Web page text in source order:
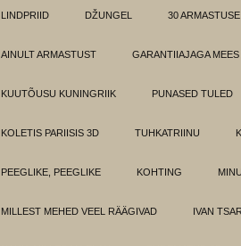
LINDPRIID DŽUNGEL 30
AINULT ARMASTUST GARANTIIAJAGA MEES
KUUTÕUSU KUNINGRIIK PUNASED TULED
KOLETIS PARIISIS 3D TUHKATRIINU
PEEGLIKE, PEEGLIKE KOHTING
MILLEST MEHED VEEL RÄÄGIVAD IVAN